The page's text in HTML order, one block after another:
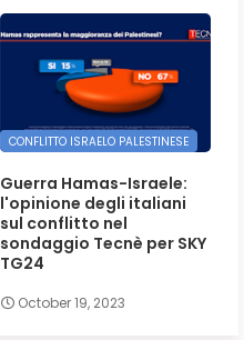
CONFLITTO ISRAELO PALESTINESE
Guerra Hamas-Israele:
l'opinione degli italiani
sul conflitto nel
sondaggio Tecnè per SKY
TG24
October 19, 2023